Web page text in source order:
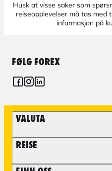
Husk at visse saker som
reiseopplevelser må tas med
informasjon på
FØLG FOREX
VALUTA
REISE